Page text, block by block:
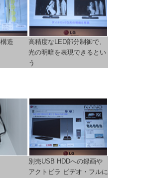
造
高精度なLED部分制御で、
光の明暗を表現できるとい
う
別売USB HDDへの録画や
アクトビラ ビデオ・フルに